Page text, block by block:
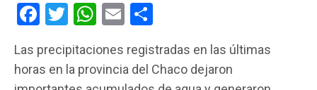
F
ce
b
T
tt
er
W
at
s
E
ail m
p
Las precipitaciones registradas en las últimas
horas en la provincia del Chaco dejaron